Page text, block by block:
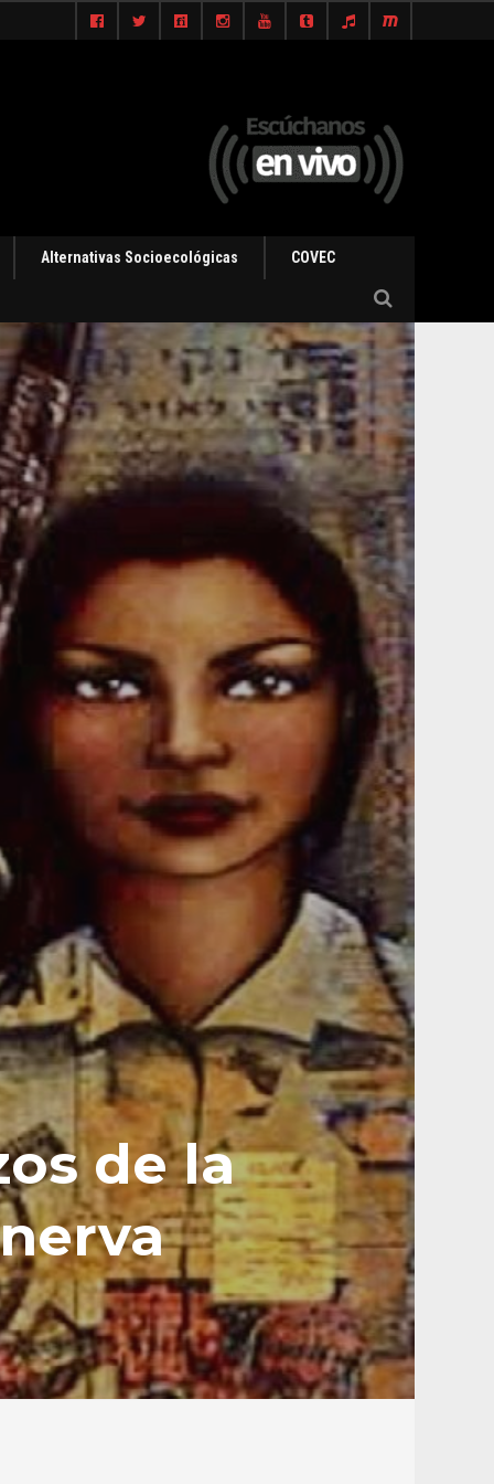
Alternativas Socioecológicas COVEC
de la